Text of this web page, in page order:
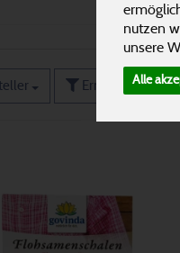
nutzen
unsere
Alle
Ernährung